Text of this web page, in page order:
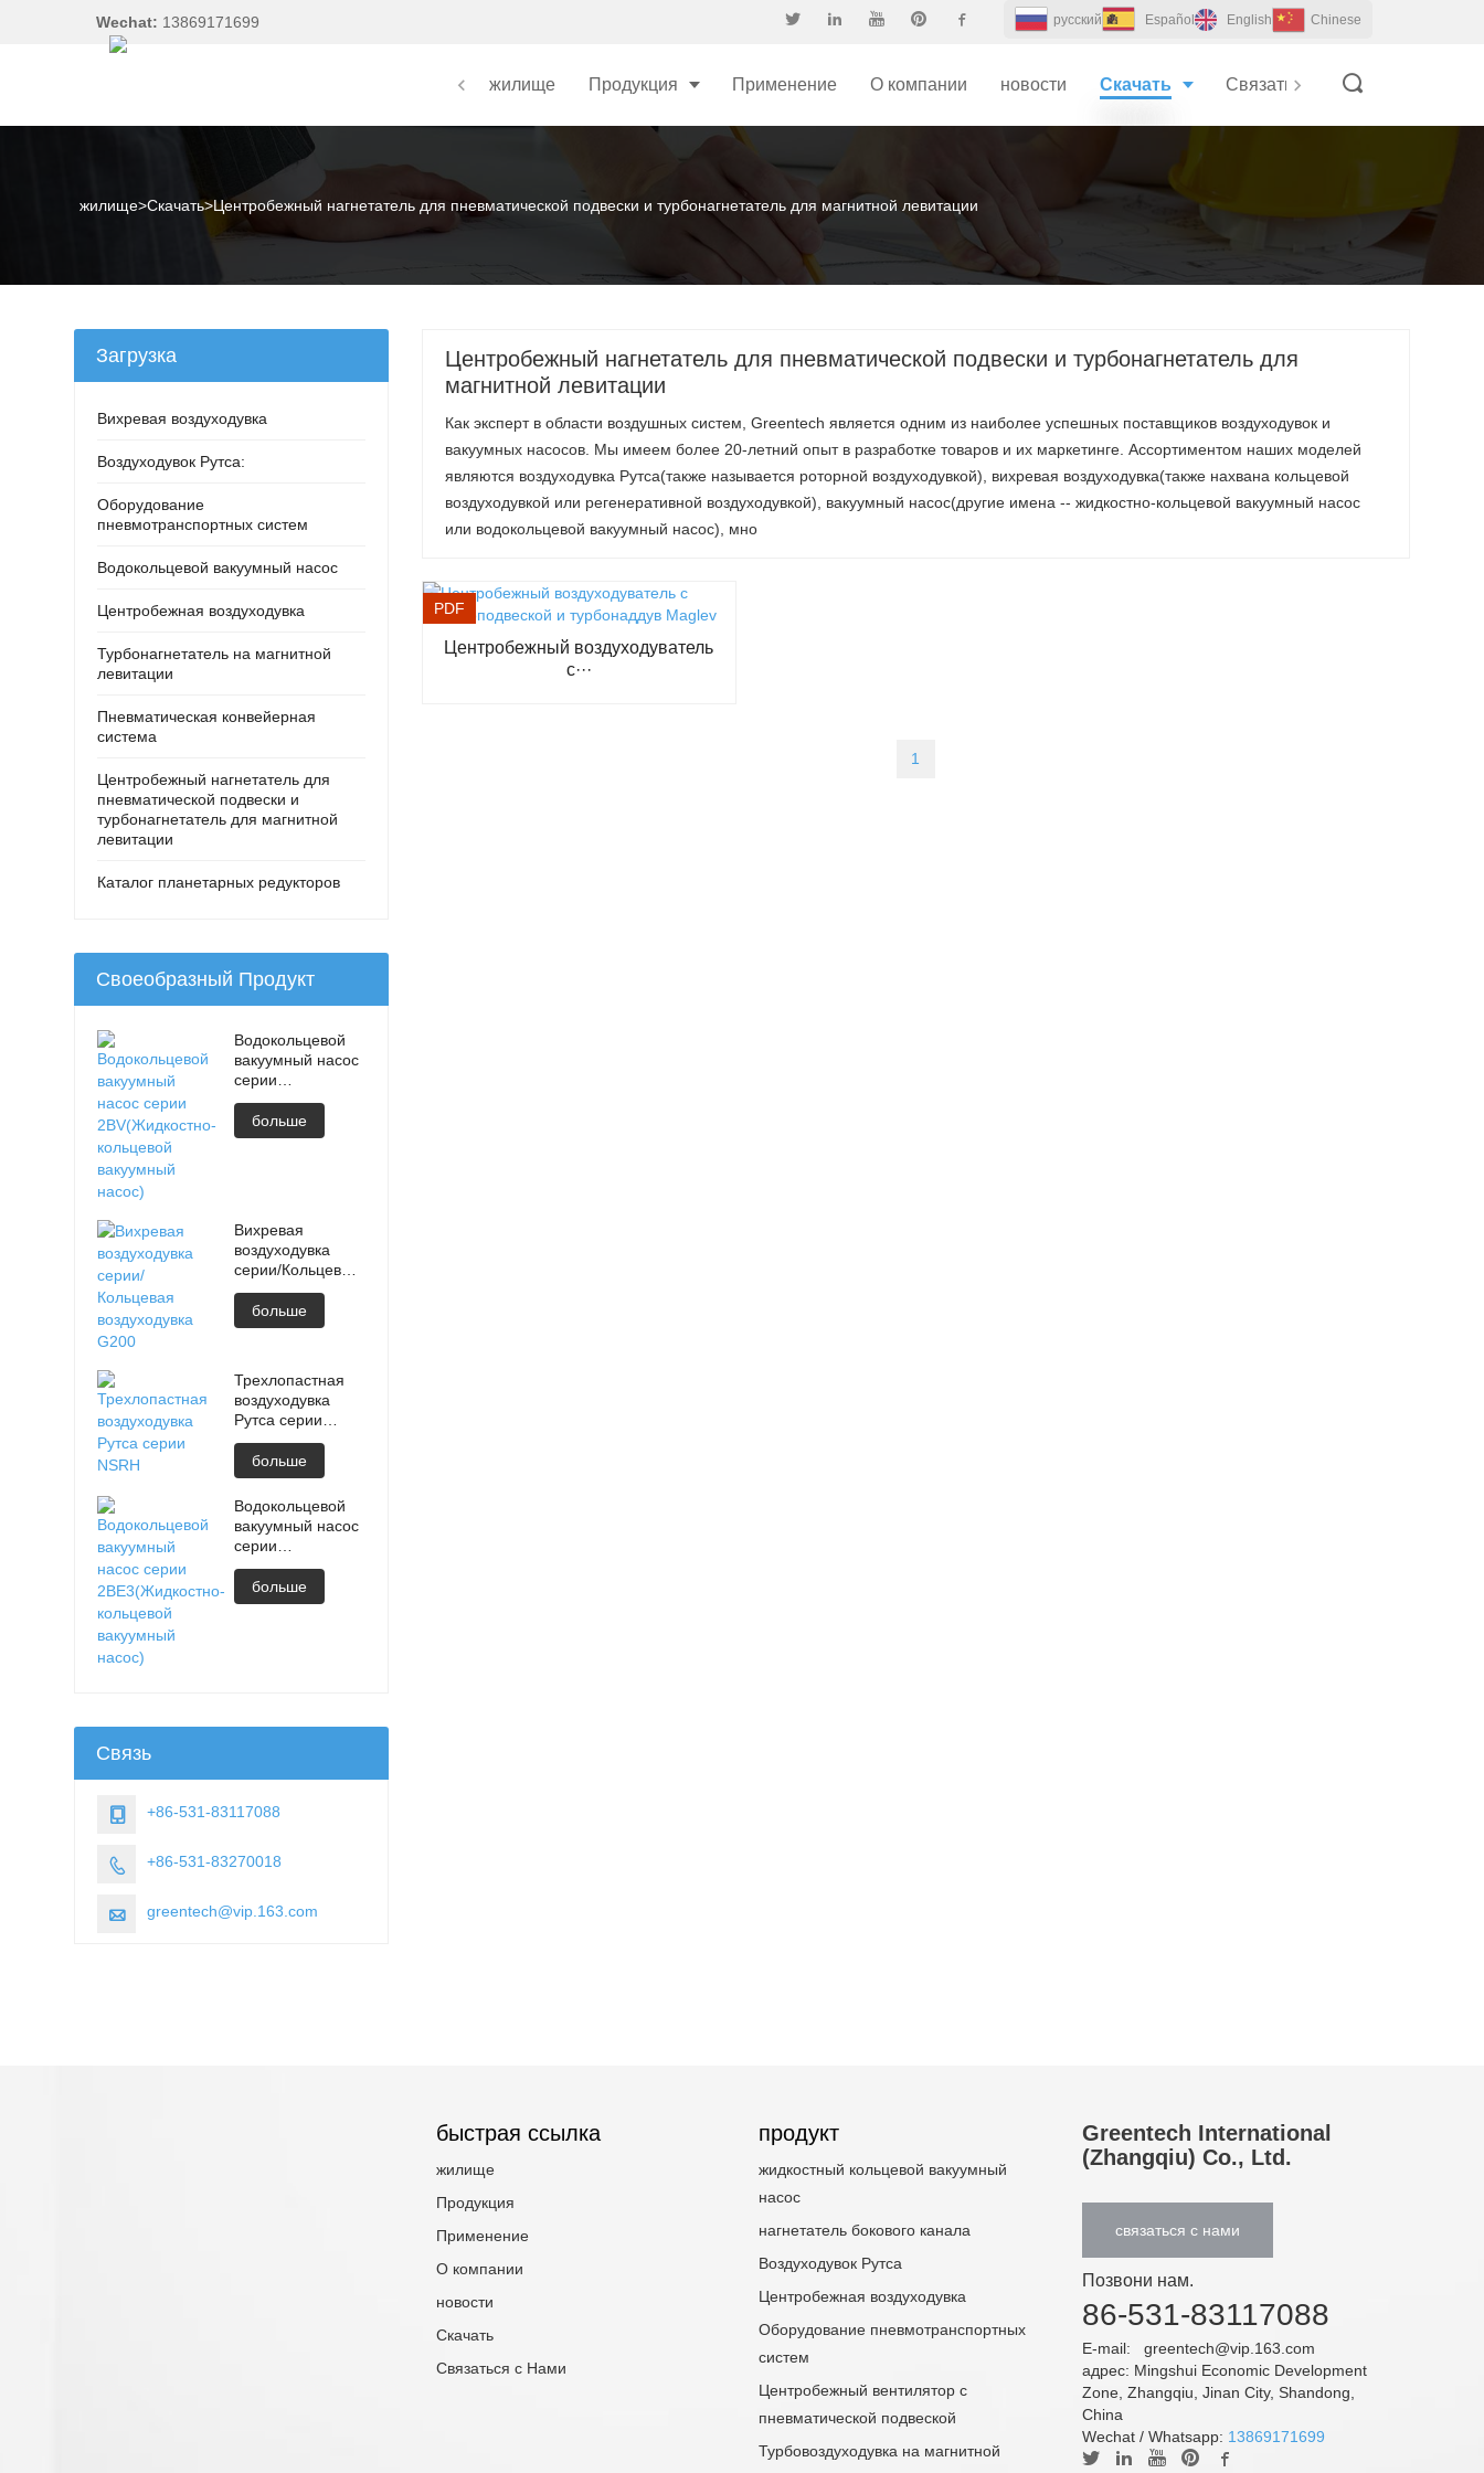
Wechat: 13869171699 pусский Español English Chinese
жилище Продукция Применение О компании новости Скачать Связаться с Нами
жилище>Скачать>Центробежный нагнетатель для пневматической подвески и турбонагнетатель для магнитной левитации
Центробежный нагнетатель для пневматической подвески и турбонагнетатель для
магнитной левитации
Как эксперт в области воздушных систем, Greentech является одним из наиболее успешных поставщиков воздуходувок и
вакуумных насосов. Мы имеем более 20-летний опыт в разработке товаров и их маркетинге. Ассортиментом наших моделей
являются воздуходувка Рутса(также называется роторной воздуходувкой), вихревая воздуходувка(также нахвана кольцевой
воздуходувкой или регенеративной воздуходувкой), вакуумный насос(другие имена -- жидкостно-кольцевой вакуумный насос
или водокольцевой вакуумный насос), мно
PDF
Центробежный воздуходуватель
с···
1
Загрузка
Вихревая воздуходувка
Воздуходувок Рутса:
Оборудование
пневмотранспортных систем
Водокольцевой вакуумный насос
Центробежная воздуходувка
Турбонагнетатель на магнитной
левитации
Пневматическая конвейерная
система
Центробежный нагнетатель для
пневматической подвески и
турбонагнетатель для магнитной
левитации
Каталог планетарных редукторов
Своеобразный Продукт
Водокольцевой
вакуумный насос
серии
2BV(Жидкостно-
кольцевой
вакуумный насос)
больше
Вихревая
воздуходувка
серии/Кольцевая
воздуходувка
G200
больше
Трехлопастная
воздуходувка
Рутса серии
NSRH
больше
Водокольцевой
вакуумный насос
серии
2BE3(Жидкостно-
кольцевой
вакуумный насос)
больше
Связь
 +86-531-83117088
 +86-531-83270018
 greentech@vip.163.com
быстрая ссылка
жилище
Продукция
Применение
О компании
новости
Скачать
Связаться с Нами
продукт
жидкостный кольцевой вакуумный
насос
нагнетатель бокового канала
Воздуходувок Рутса
Центробежная воздуходувка
Оборудование пневмотранспортных
систем
Центробежный вентилятор с
пневматической подвеской
Турбовоздуходувка на магнитной
Greentech International
(Zhangqiu) Co., Ltd.
связаться с нами
Позвони нам.
86-531-83117088
E-mail:
greentech@vip.163.com
адрес: Mingshui Economic Development
Zone, Zhangqiu, Jinan City, Shandong,
China
Wechat / Whatsapp: 13869171699